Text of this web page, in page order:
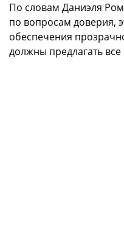
По словам Даниэля
по вопросам доверия,
обеспечения
должны предлагать